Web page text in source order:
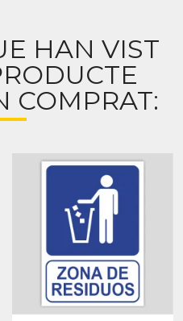
HAN VIST
COMPRAT: